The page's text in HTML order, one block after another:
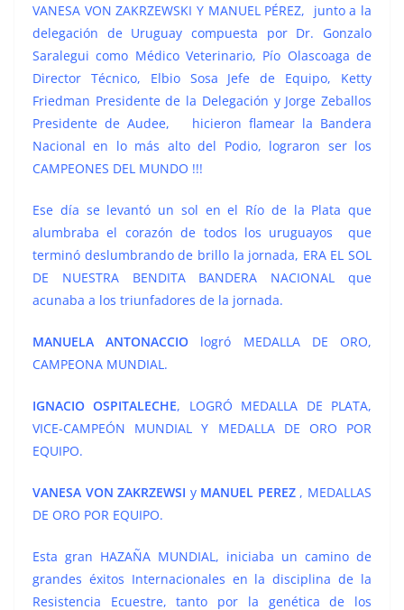
VANESA VON ZAKRZEWSKI Y MANUEL PÉREZ, junto a la
delegación de Uruguay compuesta por Dr. Gonzalo
Saralegui como Médico Veterinario, Pío Olascoaga de
Director Técnico, Elbio Sosa Jefe de Equipo, Ketty
Friedman Presidente de la Delegación y Jorge Zeballos
Presidente de Audee, hicieron flamear la Bandera
Nacional en lo más alto del Podio, lograron ser los
CAMPEONES DEL MUNDO !!!
Ese día se levantó un sol en el Río de la Plata que
alumbraba el corazón de todos los uruguayos que
terminó deslumbrando de brillo la jornada, ERA EL SOL
DE NUESTRA BENDITA BANDERA NACIONAL que
acunaba a los triunfadores de la jornada.
MANUELA ANTONACCIO logró MEDALLA DE ORO,
CAMPEONA MUNDIAL.
IGNACIO OSPITALECHE, LOGRÓ MEDALLA DE PLATA,
VICE-CAMPEÓN MUNDIAL Y MEDALLA DE ORO POR
EQUIPO.
VANESA VON ZAKRZEWSI y MANUEL PEREZ, MEDALLAS
DE ORO POR EQUIPO.
Esta gran HAZAÑA MUNDIAL, iniciaba un camino de
grandes éxitos Internacionales en la disciplina de la
Resistencia Ecuestre, tanto por la genética de los